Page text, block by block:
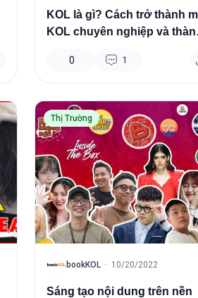
KOL là gì? Cách trở thành
KOL chuyên nghiệp và
0 1
Thị Trường
B bookKOL · 10/20/2022
Sáng tạo nội dung trên nền